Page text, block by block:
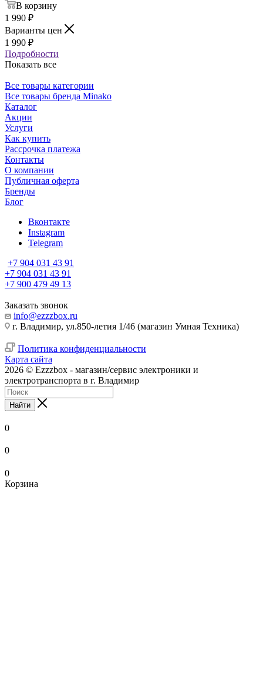
В корзину
1 990 ₽
Варианты цен
1 990 ₽
Подробности
Показать все
Все товары категории
Все товары бренда Minako
Каталог
Акции
Услуги
Как купить
Рассрочка платежа
Контакты
О компании
Публичная оферта
Бренды
Блог
Вконтакте
Instagram
Telegram
+7 904 031 43 91
+7 904 031 43 91
+7 900 479 49 13
Заказать звонок
info@ezzzbox.ru
г. Владимир, ул.850-летия 1/46 (магазин Умная Техника)
Политика конфиденциальности
Карта сайта
2026 © Ezzzbox - магазин/сервис электроники и
электротранспорта в г. Владимир
Найти
0
0
0
Корзина